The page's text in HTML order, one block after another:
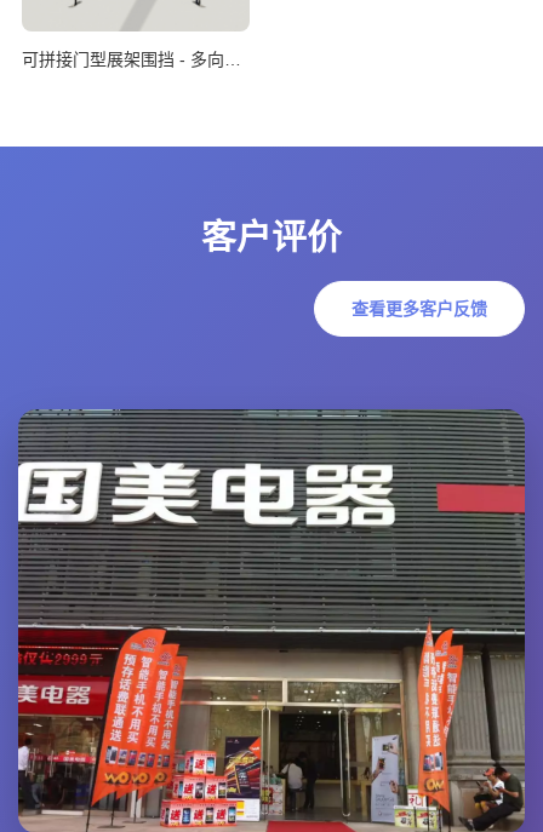
客户评价
查看更多客户反馈